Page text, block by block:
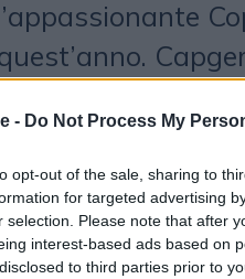
- Do Not Process My
opt-out of the sale, sharing to
for targeted advertising
selection. Please note that after
interest-based ads based on
to third parties prior to
in prima linea
e rafforzare